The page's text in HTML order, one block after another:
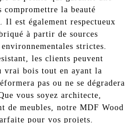
compromettre la beauté
est également respectueux
à partir de sources
strictes.
les clients peuvent
bois tout en ayant la
pas ou ne se dégradera
vous soyez architecte,
de meubles, notre MDF Wood
pour vos projets.